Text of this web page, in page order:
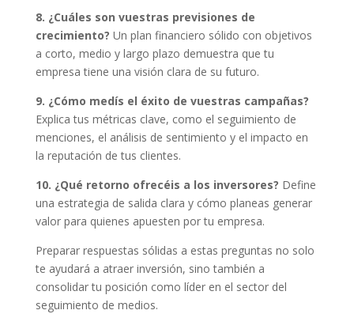
8. ¿Cuáles son vuestras previsiones de
crecimiento? Un plan financiero sólido con objetivos
a corto, medio y largo plazo demuestra que tu
empresa tiene una visión clara de su futuro.
9. ¿Cómo medís el éxito de vuestras campañas?
Explica tus métricas clave, como el seguimiento de
menciones, el análisis de sentimiento y el impacto en
la reputación de tus clientes.
10. ¿Qué retorno ofrecéis a los inversores? Define
una estrategia de salida clara y cómo planeas generar
valor para quienes apuesten por tu empresa.
Preparar respuestas sólidas a estas preguntas no solo
te ayudará a atraer inversión, sino también a
consolidar tu posición como líder en el sector del
seguimiento de medios.